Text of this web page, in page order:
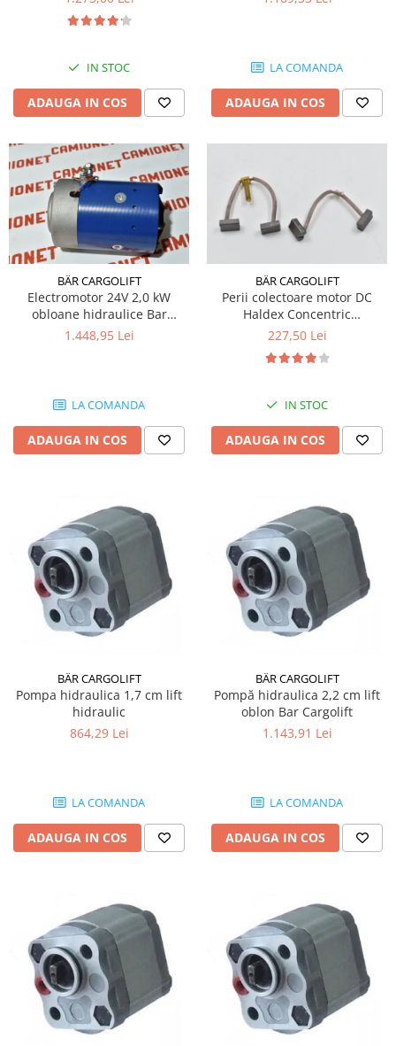
IN STOC
ADAUGA IN COS
LA COMANDA
ADAUGA IN COS
BÄR CARGOLIFT
Electromotor 24V 2,0 kW
obloane hidraulice Bar
Cargolift
1.448,95 Lei
LA COMANDA
ADAUGA IN COS
BÄR CARGOLIFT
Perii colectoare motor DC
Haldex Concentric
12MG32THE
227,50 Lei
IN STOC
ADAUGA IN COS
BÄR CARGOLIFT
Pompa hidraulica 1,7 cm lift
hidraulic
864,29 Lei
LA COMANDA
ADAUGA IN COS
BÄR CARGOLIFT
Pompă hidraulica 2,2 cm lift
oblon Bar Cargolift
1.143,91 Lei
LA COMANDA
ADAUGA IN COS